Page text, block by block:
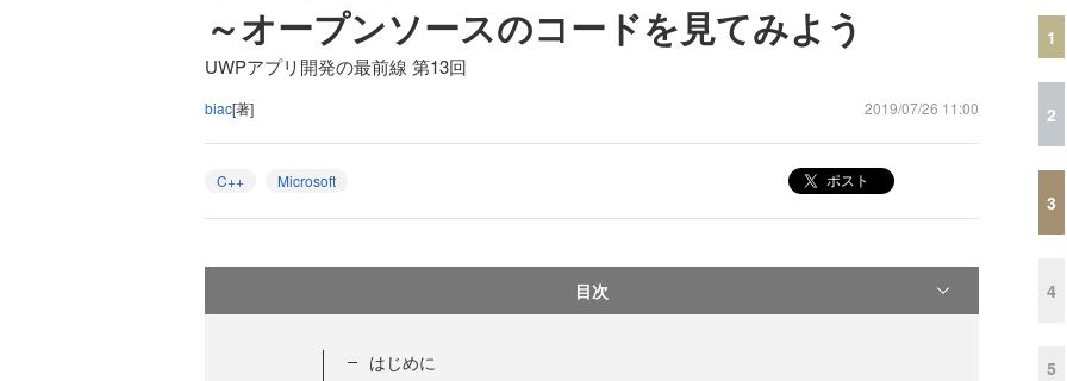
～オープンソースのコードを見てみよう
UWPアプリ開発の最前線 第13回
biac[著] 2019/07/26 11:00
C++ Microsoft ポスト
目次
はじめに
1
2
3
4
5